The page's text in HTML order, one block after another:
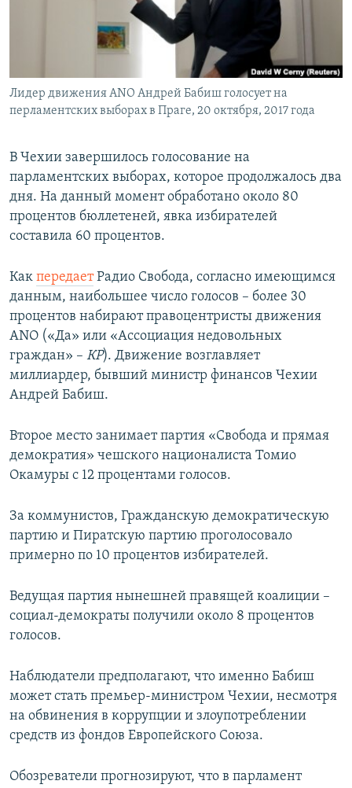
ПОБЕДИТЕЛЕЙ НЕ СУДЯТ?
КРЫМ.НЕПОКОРЕННЫЙ
УКРАИНСКАЯ ПРОБЛЕМА КРЫМА
Все сайты RFE/RL
Лидер движения ANO Андрей Бабиш голосует на
перламентских выборах в Праге, 20 октября, 2017 года
В Чехии завершилось голосование на
парламентских выборах, которое продолжалось два
дня. На данный момент обработано около 80
процентов бюллетеней, явка избирателей
составила 60 процентов.
Как передаетРадио Свобода, согласно имеющимся
данным, наибольшее число голосов – более 30
процентов набирают правоцентристы движения
ANO («Да» или «Ассоциация недовольных
граждан» – КР). Движение возглавляет
миллиардер, бывший министр финансов Чехии
Андрей Бабиш.
Второе место занимает партия «Свобода и прямая
демократия» чешского националиста Томио
Окамуры с 12 процентами голосов.
За коммунистов, Гражданскую демократическую
партию и Пиратскую партию проголосовало
примерно по 10 процентов избирателей.
Ведущая партия нынешней правящей коалиции –
социал-демократы получили около 8 процентов
голосов.
Наблюдатели предполагают, что именно Бабиш
может стать премьер-министром Чехии, несмотря
на обвинения в коррупции и злоупотреблении
средств из фондов Европейского Союза.
Обозреватели прогнозируют, что в парламент